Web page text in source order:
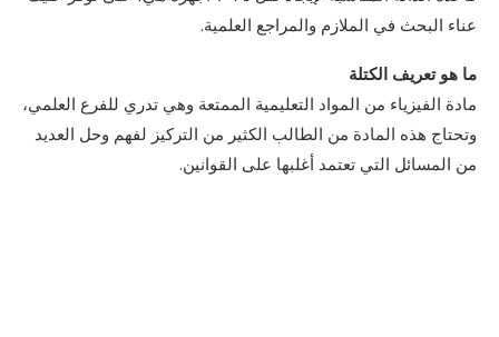
عناء البحث في الملازم والمراجع العلمية.
ما هو تعريف الكتلة
مادة الفيزياء من المواد التعليمية الممتعة وهي تدري للفرع العلمي،
وتحتاج هذه المادة من الطالب الكثير من التركيز لفهم وحل العديد
من المسائل التي تعتمد أغلبها على القوانين.